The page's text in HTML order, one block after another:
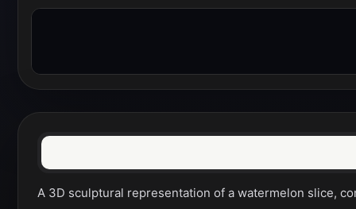
A 3D sculptural representation of a watermelon slice,